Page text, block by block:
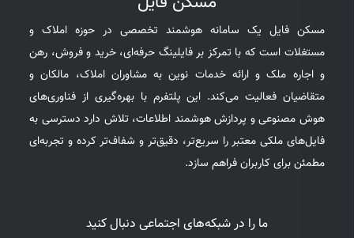
مسکن فایل یک سامانه هوشمند تخصصی در حوزه املاک و
مستغلات است که با تمرکز بر فایلینگ حرفه‌ای، خرید و فروش، رهن
و اجاره ملک و ارائه خدمات نوین به مشاوران املاک، مالکان و
متقاضیان فعالیت می‌کند. این پلتفرم با بهره‌گیری از فناوری‌های
هوش مصنوعی و پردازش هوشمند اطلاعات، تلاش دارد دسترسی به
فایل‌های ملکی معتبر را سریع‌تر، دقیق‌تر و شفاف‌تر کرده و تجربه‌ای
مطمئن برای کاربران فراهم سازد.
ما را در شبکه‌های اجتماعی دنبال کنید